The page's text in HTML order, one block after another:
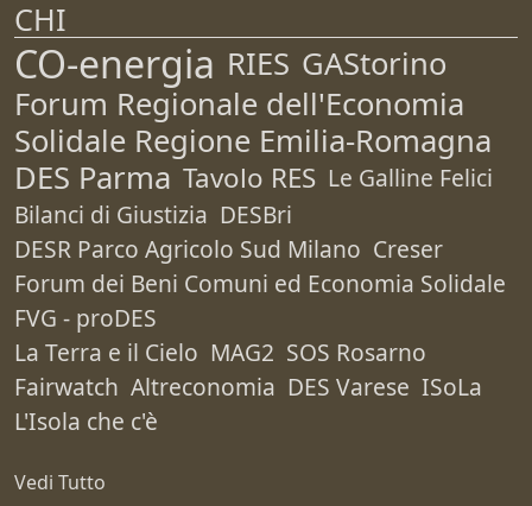
CHI
CO-energia RIES GAStorino
Forum Regionale dell'Economia
Solidale Regione Emilia-Romagna
DES Parma Tavolo RES Le Galline Felici
Bilanci di Giustizia DESBri
DESR Parco Agricolo Sud Milano Creser
Forum dei Beni Comuni ed Economia Solidale
FVG - proDES
La Terra e il Cielo MAG2 SOS Rosarno
Fairwatch Altreconomia DES Varese ISoLa
L'Isola che c'è
Vedi Tutto